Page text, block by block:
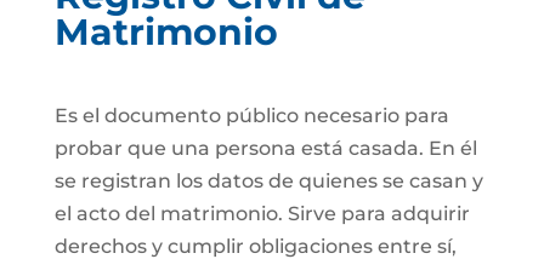
Matrimonio
Es el documento público necesario para
probar que una persona está casada. En él
se registran los datos de quienes se casan y
el acto del matrimonio. Sirve para adquirir
derechos y cumplir obligaciones entre sí,